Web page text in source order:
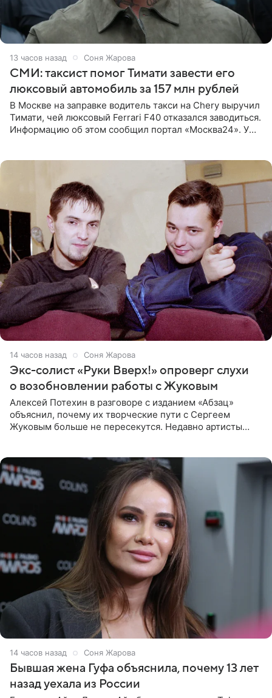
13 часов назад Соня Жарова
СМИ: таксист помог Тимати завести его
люксовый автомобиль за 157 млн рублей
В Москве на заправке водитель такси на Chery выручил
Тимати, чей люксовый Ferrari F40 отказался заводиться.
Информацию об этом сообщил портал «Москва24». У
14 часов назад Соня Жарова
Экс-солист «Руки Вверх!» опроверг слухи
о возобновлении работы с Жуковым
Алексей Потехин в разговоре с изданием «Абзац»
объяснил, почему их творческие пути с Сергеем
Жуковым больше не пересекутся. Недавно артисты
14 часов назад Соня Жарова
Бывшая жена Гуфа объяснила, почему 13 лет
назад уехала из России